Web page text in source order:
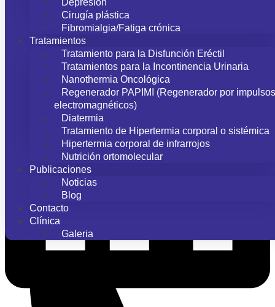
Depresión
Cirugía plástica
Fibromialgia/Fatiga crónica
Tratamientos
Tratamiento para la Disfunción Eréctil
Tratamientos para la Incontinencia Urinaria
Nanothermia Oncológica
Regenerador PAPIMI (Regenerador por impulsos
electromagnéticos)
Diatermia
Tratamiento de Hipertermia corporal o sistémica
Hipertermia corporal de infrarrojos
Nutrición ortomolecular
Publicaciones
Noticias
Blog
Contacto
Clínica
Galeria